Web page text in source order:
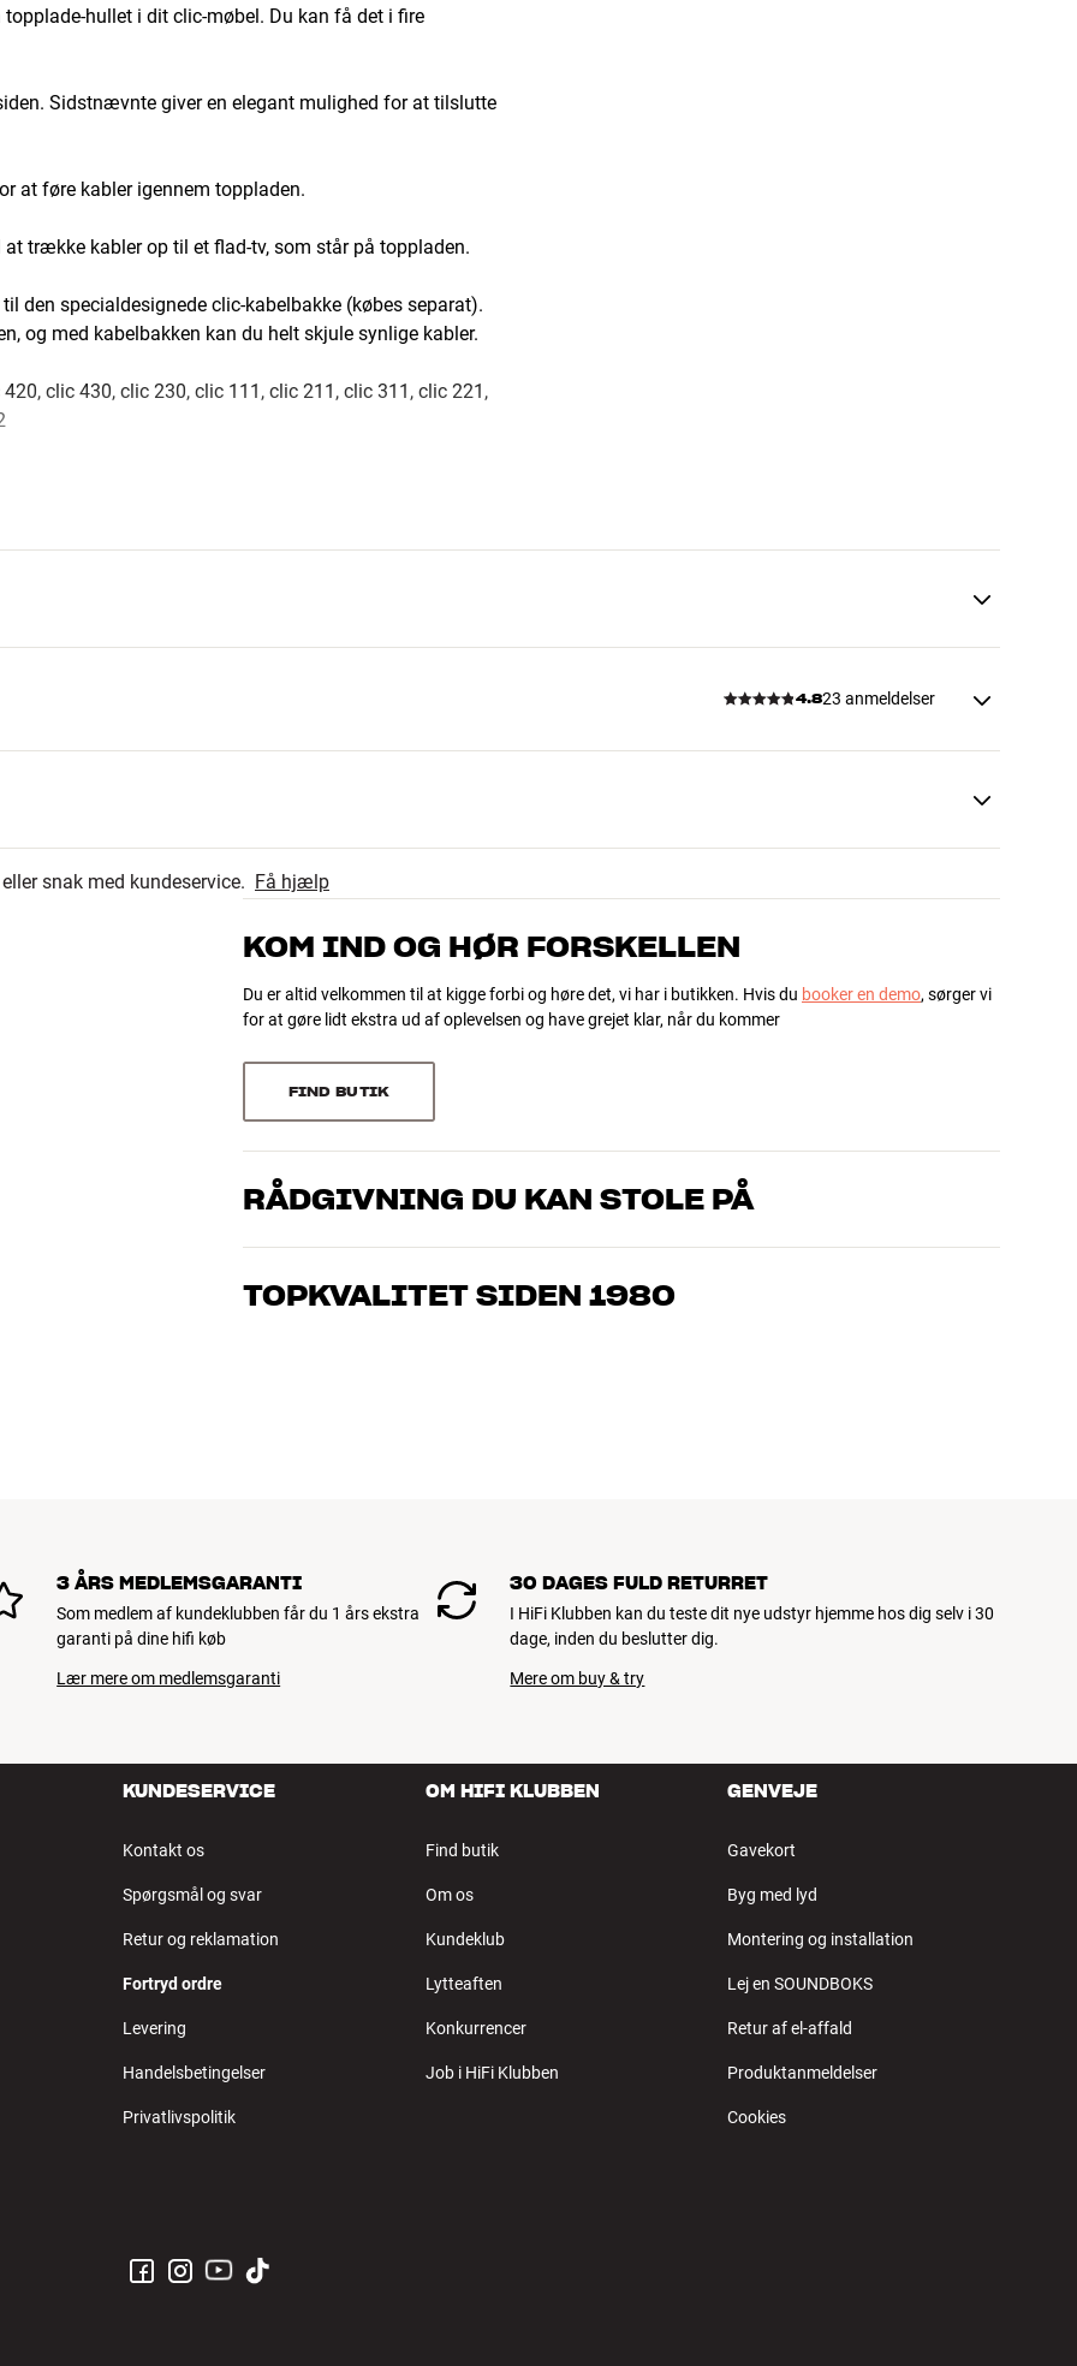
hullet i dit clic-møbel. Du kan få det i fire
Sidstnævnte giver en elegant mulighed for at tilslutte
at føre kabler igennem toppladen.
trække kabler op til et flad-tv, som står på toppladen.
den specialdesignede clic-kabelbakke (købes separat).
og med kabelbakken kan du helt skjule synlige kabler.
clic 430, clic 230, clic 111, clic 211, clic 311, clic 221,
til fladskærm på fod (clic 05c) og til clic kabelbakke (clic 05d)
clic 230, clic 111, clic 211, clic 311, clic 221, clic 221-2, clic 231,
4.823 anmeldelser
4.8
snak med kundeservice. Få hjælp
KOM IND OG HØR FORSKELLEN
Du er altid velkommen til at kigge forbi og høre det, vi har i butikken. Hvis du booker en demo, sørger vi
for at gøre lidt ekstra ud af oplevelsen og have grejet klar, når du kommer
FIND BUTIK
RÅDGIVNING DU KAN STOLE PÅ
Vores medarbejdere er ægte entusiaster, som kender produkterne og brænder for den gode lyd til både
dig og dit budget
TOPKVALITET SIDEN 1980
3 ÅRS MEDLEMSGARANTI
Som medlem af kundeklubben får du 1 års ekstra
garanti på dine hifi køb
Lær mere om medlemsgaranti
30 DAGES FULD RETURRET
I HiFi Klubben kan du teste dit nye udstyr hjemme hos dig selv i 30
dage, inden du beslutter dig.
Mere om buy & try
KUNDESERVICE
Kontakt os
Spørgsmål og svar
Retur og reklamation
Fortryd ordre
Levering
Handelsbetingelser
Privatlivspolitik
OM HIFI KLUBBEN
Find butik
Om os
Kundeklub
Lytteaften
Konkurrencer
Job i HiFi Klubben
GENVEJE
Gavekort
Byg med lyd
Montering og installation
Lej en SOUNDBOKS
Retur af el-affald
Produktanmeldelser
Cookies